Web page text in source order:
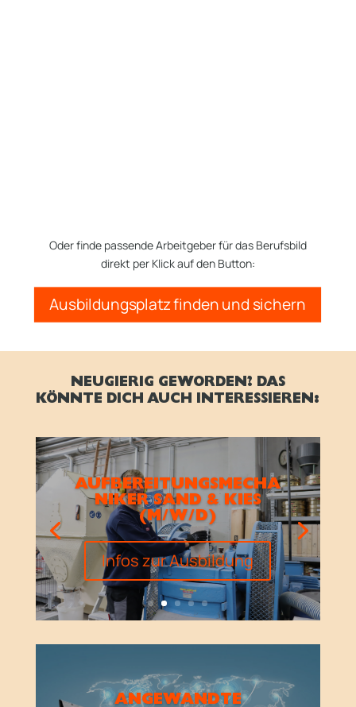
Oder finde passende Arbeitgeber für das Berufsbild
direkt per Klick auf den Button:
Ausbildungsplatz finden und sichern
NEUGIERIG GEWORDEN? DAS
KÖNNTE DICH AUCH INTERESSIEREN:
AUFBEREITUNGSMECHA
NIKER SAND & KIES
(M/W/D)
Infos zur Ausbildung
ANGEWANDTE